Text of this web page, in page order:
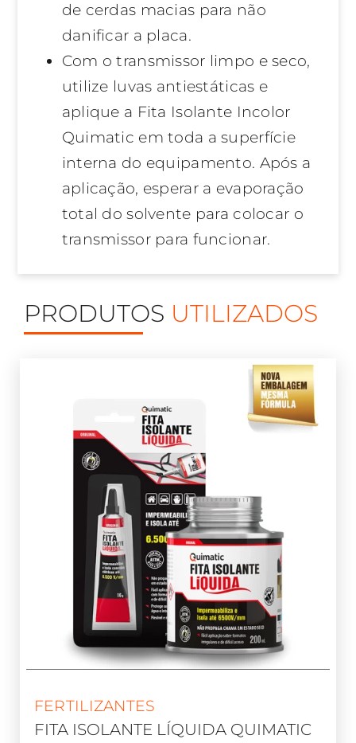
de cerdas macias para não
danificar a placa.
Com o transmissor limpo e seco,
utilize luvas antiestáticas e
aplique a Fita Isolante Incolor
Quimatic em toda a superfície
interna do equipamento. Após a
aplicação, esperar a evaporação
total do solvente para colocar o
transmissor para funcionar.
PRODUTOS UTILIZADOS
FERTILIZANTES
FITA ISOLANTE LÍQUIDA QUIMATIC